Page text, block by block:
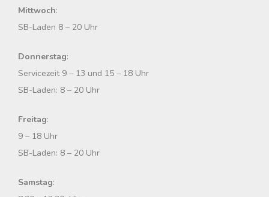
Mittwoch:
SB-Laden 8 – 20 Uhr
Donnerstag:
Servicezeit 9 – 13 und 15 – 18 Uhr
SB-Laden: 8 – 20 Uhr
Freitag:
9 – 18 Uhr
SB-Laden: 8 – 20 Uhr
Samstag: